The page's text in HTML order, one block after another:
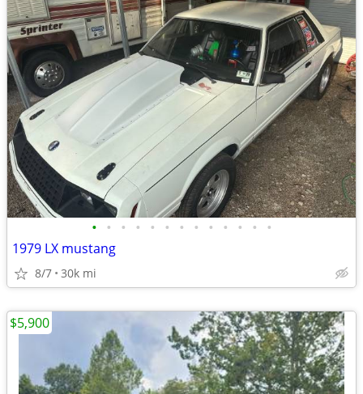
• • • • • • • • • • • • •
1979 LX mustang
8/7 30k mi
$5,900